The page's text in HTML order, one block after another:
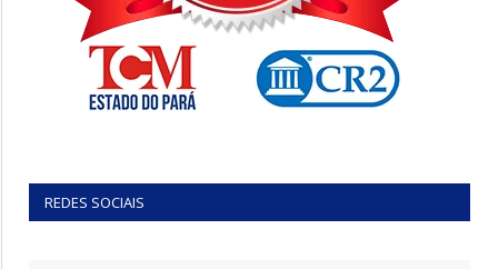
REDES SOCIAIS